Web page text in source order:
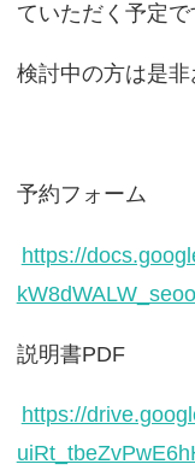
ていただく予定で
検討中の方は是非
予約フォーム
https://
説明書PDF
https://